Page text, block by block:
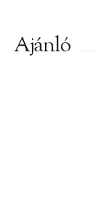
Ajánló